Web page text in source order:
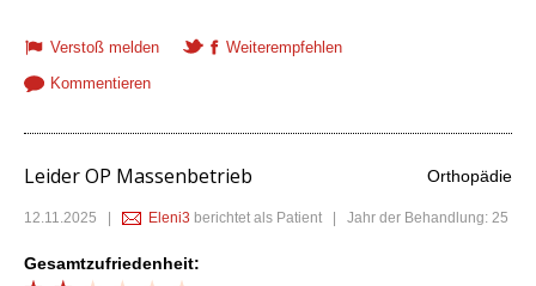
Verstoß melden
Weiterempfehlen
Kommentieren
Leider OP Massenbetrieb Orthopädie
12.11.2025 Eleni3 berichtet als Patient | Jahr der Behandlung: 25
Gesamtzufriedenheit: